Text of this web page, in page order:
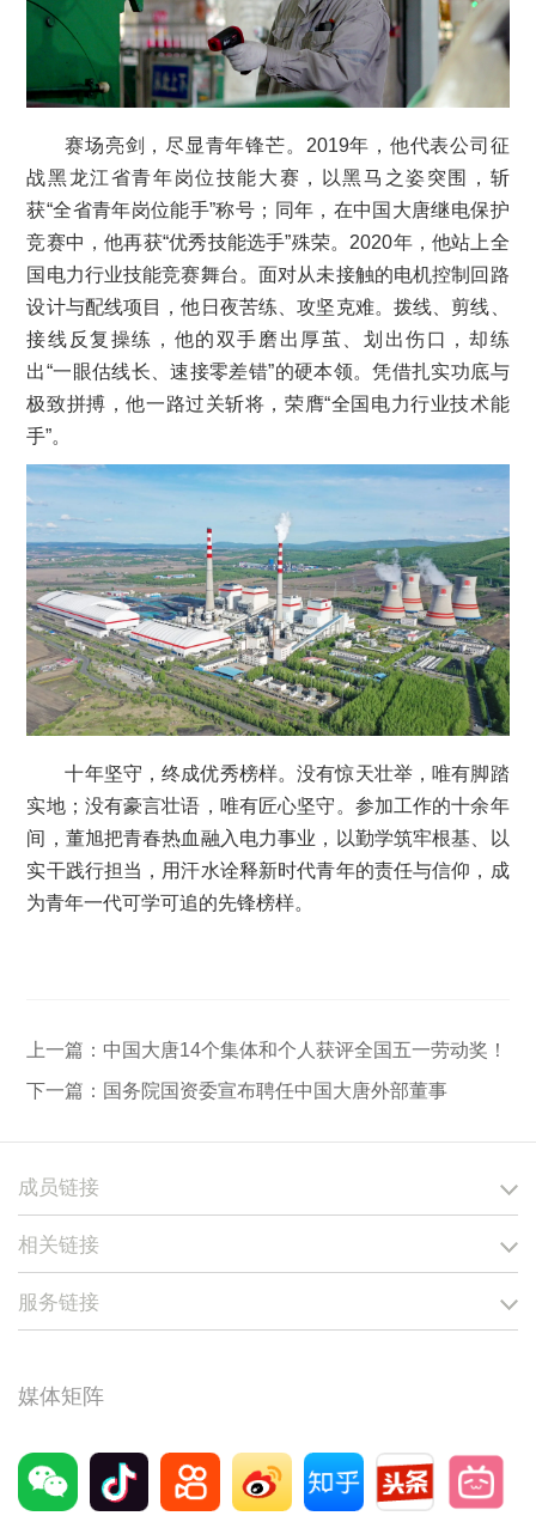
赛场亮剑，尽显青年锋芒。2019年，他代表公司征
战黑龙江省青年岗位技能大赛，以黑马之姿突围，斩
获“全省青年岗位能手”称号；同年，在中国大唐继电保护
竞赛中，他再获“优秀技能选手”殊荣。2020年，他站上全
国电力行业技能竞赛舞台。面对从未接触的电机控制回路
设计与配线项目，他日夜苦练、攻坚克难。拨线、剪线、
接线反复操练，他的双手磨出厚茧、划出伤口，却练
出“一眼估线长、速接零差错”的硬本领。凭借扎实功底与
极致拼搏，他一路过关斩将，荣膺“全国电力行业技术能
手”。
十年坚守，终成优秀榜样。没有惊天壮举，唯有脚踏
实地；没有豪言壮语，唯有匠心坚守。参加工作的十余年
间，董旭把青春热血融入电力事业，以勤学筑牢根基、以
实干践行担当，用汗水诠释新时代青年的责任与信仰，成
为青年一代可学可追的先锋榜样。
上一篇： 中国大唐14个集体和个人获评全国五一劳动奖！
下一篇： 国务院国资委宣布聘任中国大唐外部董事
媒体矩阵
成员链接
相关链接
服务链接